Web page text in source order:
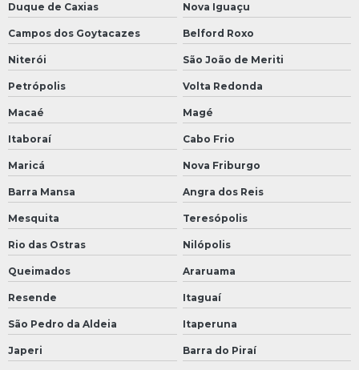
Duque de Caxias Nova Iguaçu
Campos dos Goytacazes Belford Roxo
Niterói São João de Meriti
Petrópolis Volta Redonda
Macaé Magé
Itaboraí Cabo Frio
Maricá Nova Friburgo
Barra Mansa Angra dos Reis
Mesquita Teresópolis
Rio das Ostras Nilópolis
Queimados Araruama
Resende Itaguaí
São Pedro da Aldeia Itaperuna
Japeri Barra do Piraí